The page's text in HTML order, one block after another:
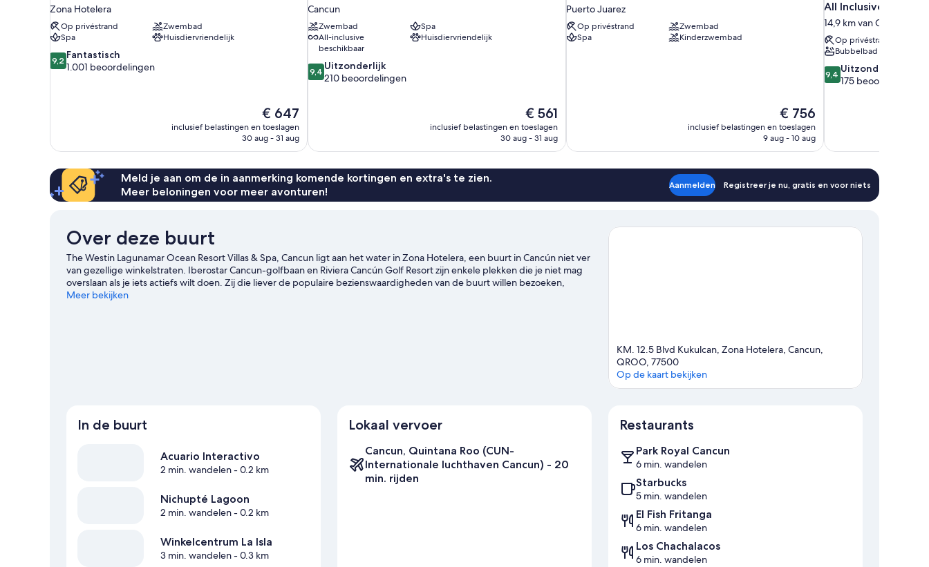
Zona Hotelera
Op privéstrand
Zwembad
Spa
Huisdiervriendelijk
9.2
van
9,2 Fantastisch
1.001 beoordelingen
De
prijs
is
€ 647
inclusief belastingen en toeslagen
30 aug - 31 aug
Cancun
Zwembad
Spa
All-inclusive
beschikbaar
Huisdiervriendelijk
9.4
van
9,4 Uitzonderlijk
210 beoordelingen
De
prijs
is
€ 561
inclusief belastingen en toeslagen
30 aug - 31 aug
Puerto Juarez
Op privéstrand
Zwembad
Spa
Kinderzwembad
De
prijs
is
€ 756
inclusief belastingen en toeslagen
9 aug - 10 aug
All Inclusive
14,9 km van Cancún
Op privéstrand
Bubbelbad
9.4
van
9,4 Uitzonderlijk
175 beoordelingen
Meld je aan om de in aanmerking komende kortingen en extra's te zien.
Meer beloningen voor meer avonturen!
Aanmelden Registreer je nu, gratis en voor niets
Over deze buurt
The Westin Lagunamar Ocean Resort Villas & Spa, Cancun ligt aan het water in Zona Hotelera, een buurt in Cancún niet ver
van gezellige winkelstraten. Iberostar Cancun-golfbaan en Riviera Cancún Golf Resort zijn enkele plekken die je niet mag
overslaan als je iets actiefs wilt doen. Zij die liever de populaire bezienswaardigheden van de buurt willen bezoeken,
kunnen terecht bij Nationaal park Costa Occidental de Isla Mujeres, Punta Cancún y Punta Nizuc en Xoximilco. Reis je met
Meer bekijken
KM. 12.5 Blvd Kukulcan, Zona Hotelera, Cancun,
QROO, 77500
Op de kaart bekijken
In de buurt
Acuario Interactivo
2 min. wandelen- 0.2 km
Nichupté Lagoon
2 min. wandelen- 0.2 km
Winkelcentrum La Isla
3 min. wandelen- 0.3 km
Lokaal vervoer
Cancun, Quintana Roo (CUN-
Internationale luchthaven Cancun) - 20
min. rijden
Restaurants
Park Royal Cancun
6 min. wandelen
Starbucks
5 min. wandelen
El Fish Fritanga
6 min. wandelen
Los Chachalacos
6 min. wandelen